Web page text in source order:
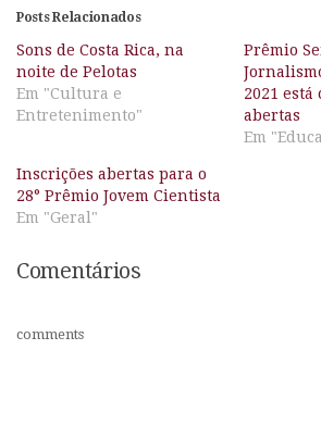
Posts Relacionados
Sons de Costa Rica, na
noite de Pelotas
Em "Cultura e
Entretenimento"
Prêmio
2021 está
abertas
Em
Inscrições abertas para o
28° Prêmio Jovem Cientista
Em "Geral"
Comentários
comments